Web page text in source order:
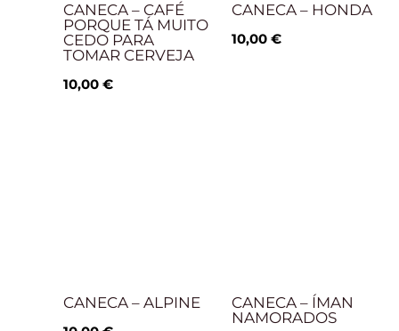
CANECA – CAFÉ
PORQUE TÁ MUITO
CEDO PARA
TOMAR CERVEJA
10,00 €
CANECA – HONDA
10,00 €
CANECA – ALPINE
CANECA – ÍMAN
NAMORADOS